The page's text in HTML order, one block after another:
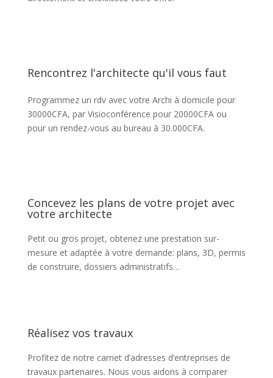
Rencontrez l'architecte qu'il vous faut
Programmez un rdv avec votre Archi à domicile pour
30000CFA, par Visioconférence pour 20000CFA ou
pour un rendez-vous au bureau à 30.000CFA.
Concevez les plans de votre projet avec
votre architecte
Petit ou gros projet, obtenez une prestation sur-
mesure et adaptée à votre demande: plans, 3D, permis
de construire, dossiers administratifs…
Réalisez vos travaux
Profitez de notre carnet d’adresses d’entreprises de
travaux partenaires. Nous vous aidons à comparer